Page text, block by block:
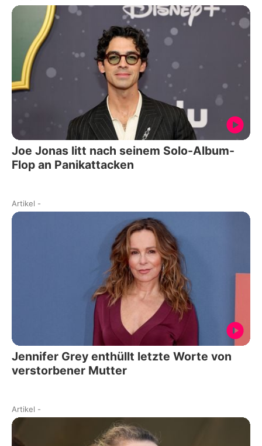
Joe Jonas litt nach seinem Solo-Album-
Flop an Panikattacken
Artikel -
Jennifer Grey enthüllt letzte Worte von
verstorbener Mutter
Artikel -